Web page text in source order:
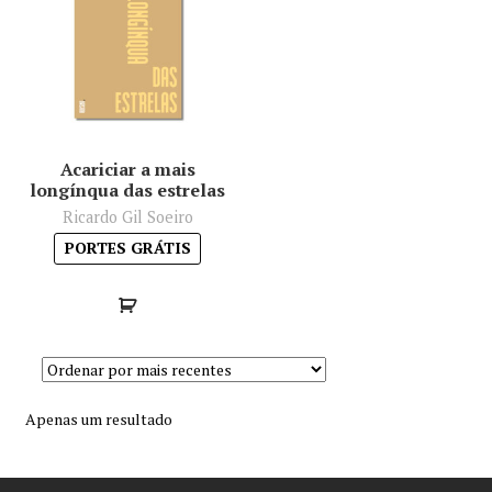
Minha conta
Política de privacidade
Mapa do site
Acariciar a mais
longínqua das estrelas
Ricardo Gil Soeiro
PORTES GRÁTIS
Apenas um resultado